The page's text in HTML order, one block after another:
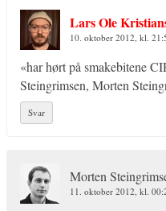
Lars Ole
10. oktober 2012, kl.
«har hørt på smakebitene
Steingrimsen, Morten
Svar
Morten
11. oktober 2012, kl.